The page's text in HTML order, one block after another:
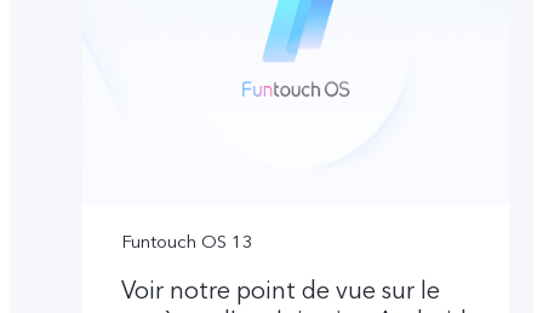
Funtouch OS 13
Voir notre point de vue sur le